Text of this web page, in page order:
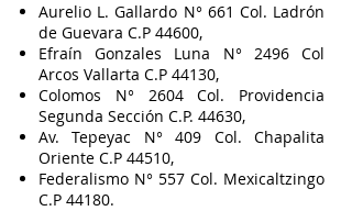
Aurelio L. Gallardo N° 661 Col. Ladrón
de Guevara C.P 44600,
Efraín Gonzales Luna N° 2496 Col
Arcos Vallarta C.P 44130,
Colomos N° 2604 Col. Providencia
Segunda Sección C.P. 44630,
Av. Tepeyac N° 409 Col. Chapalita
Oriente C.P 44510,
Federalismo N° 557 Col. Mexicaltzingo
C.P 44180.